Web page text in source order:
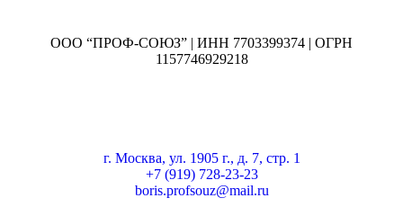
ООО “ПРОФ-СОЮЗ” | ИНН 7703399374 | ОГРН
1157746929218
г. Москва, ул. 1905 г., д. 7, стр. 1
+7 (919) 728-23-23
boris.profsouz@mail.ru